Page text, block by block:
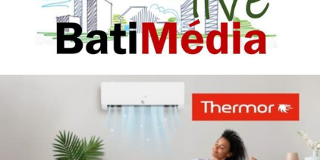
Batimedialive